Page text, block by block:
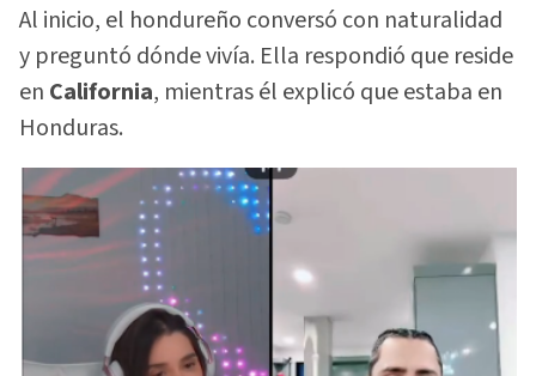
Al inicio, el hondureño conversó con naturalidad
y preguntó dónde vivía. Ella respondió que reside
en California, mientras él explicó que estaba en
Honduras.